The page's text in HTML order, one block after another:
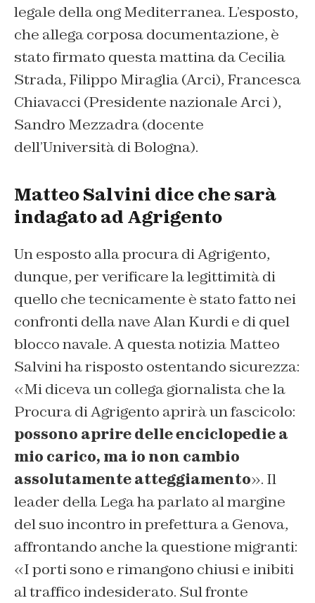
legale della ong Mediterranea. L’esposto,
che allega corposa documentazione, è
stato firmato questa mattina da Cecilia
Strada, Filippo Miraglia (Arci), Francesca
Chiavacci (Presidente nazionale Arci ),
Sandro Mezzadra (docente
dell’Università di Bologna).
Matteo Salvini dice che sarà
indagato ad Agrigento
Un esposto alla procura di Agrigento,
dunque, per verificare la legittimità di
quello che tecnicamente è stato fatto nei
confronti della nave Alan Kurdi e di quel
blocco navale. A questa notizia Matteo
Salvini ha risposto ostentando sicurezza:
«Mi diceva un collega giornalista che la
Procura di Agrigento aprirà un fascicolo:
possono aprire delle enciclopedie a
mio carico, ma io non cambio
assolutamente atteggiamento». Il
leader della Lega ha parlato al margine
del suo incontro in prefettura a Genova,
affrontando anche la questione migranti:
«I porti sono e rimangono chiusi e inibiti
al traffico indesiderato. Sul fronte